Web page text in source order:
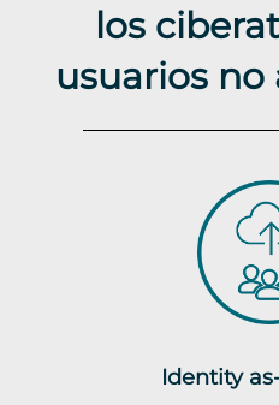
los
usuarios no
Identity